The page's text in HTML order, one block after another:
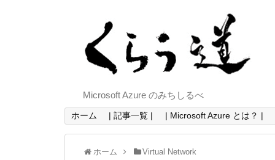
Microsoft Azure のみちしるべ
ホーム | 記事一覧 | | Microsoft Azure とは？ |
ホーム Virtual Network